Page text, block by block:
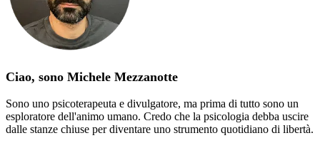
Ciao, sono Michele Mezzanotte
Sono uno psicoterapeuta e divulgatore, ma prima di tutto sono un
esploratore dell'animo umano. Credo che la psicologia debba uscire
dalle stanze chiuse per diventare uno strumento quotidiano di libertà.